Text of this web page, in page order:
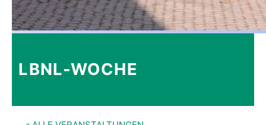
LBNL-WOCHE